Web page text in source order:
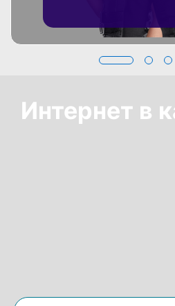
Интернет в